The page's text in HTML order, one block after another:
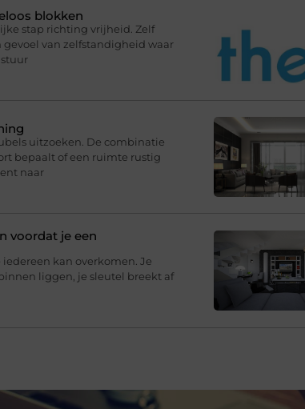
blokken
stap richting vrijheid. Zelf
gevoel van zelfstandigheid waar
uitzoeken. De combinatie
bepaalt of een ruimte rustig
naar
voordat je een
kan overkomen. Je
liggen, je sleutel breekt af